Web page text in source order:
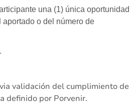
una (1) única oportunidad
o del número de
validación del cumplimiento de
definido por Porvenir.